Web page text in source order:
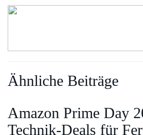
Ähnliche Beiträge
Amazon Prime Day
Technik-Deals für